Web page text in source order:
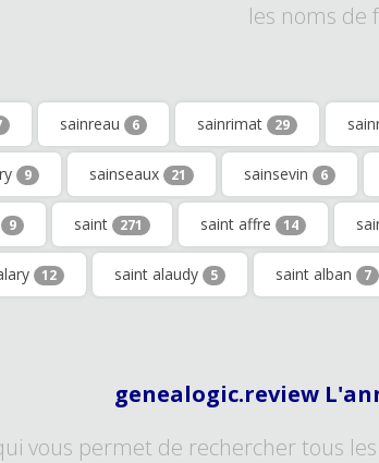
les noms de
sainreau 6 sainrimat 29
9 sainseaux 21 sainsevin 6
9 saint 271 saint affre 14
12 saint alaudy 5 saint alban 7
genealogic.review
vous permet de rechercher tous